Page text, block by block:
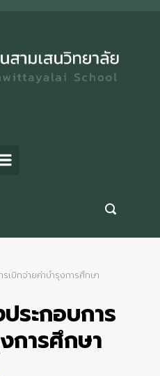
เบิกจ่ายค่าบำรุงการศึกษา
ระกอบการ
การศึกษา